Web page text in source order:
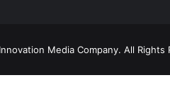
Media Company. All Rights